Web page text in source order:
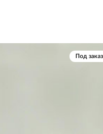
Под заказ